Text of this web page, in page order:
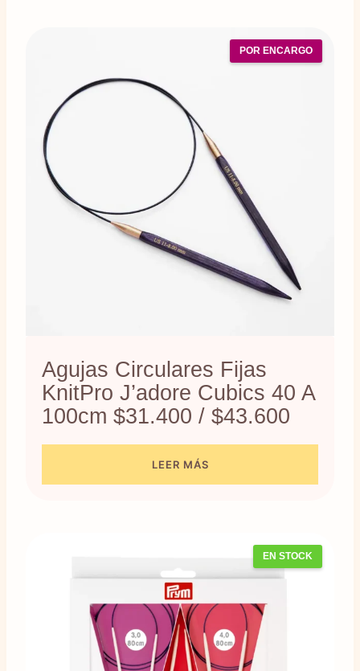
POR ENCARGO
Agujas Circulares Fijas
KnitPro J’adore Cubics 40 A
100cm $31.400 / $43.600
LEER MÁS
EN STOCK